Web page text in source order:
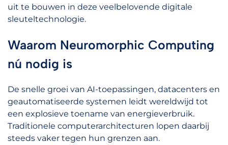
uit te bouwen in deze veelbelovende digitale
sleuteltechnologie.
Waarom Neuromorphic Computing
nú nodig is
De snelle groei van AI-toepassingen, datacenters en
geautomatiseerde systemen leidt wereldwijd tot
een explosieve toename van energieverbruik.
Traditionele computerarchitecturen lopen daarbij
steeds vaker tegen hun grenzen aan.